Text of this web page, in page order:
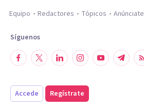
Equipo
Redactores Tópicos Anúnciate
Síguenos
Accede Regístrate